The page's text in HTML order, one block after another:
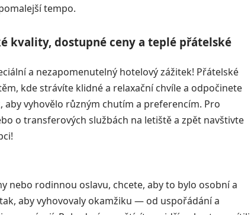
tempo.
kvality, dostupné ceny a teplé přátelské
a nezapomenutelný hotelový zážitek! Přátelské
kde strávíte klidné a relaxační chvíle a odpočinete
vyhovělo různým chutím a preferencím. Pro
o transferových službách na letiště a zpět navštivte
nebo rodinnou oslavu, chcete, aby to bylo osobní a
aby vyhovovaly okamžiku — od uspořádání a